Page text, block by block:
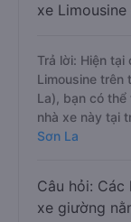
xe
Trả lời: Hiện
Limousine trên
La), bạn có
nhà xe này tại
Sơn La
Câu hỏi:
xe giường